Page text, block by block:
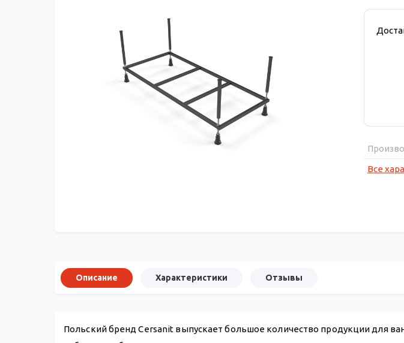
Все
Описание Характеристики Отзывы
Польский бренд Cersanit выпускает большое количество продукции для